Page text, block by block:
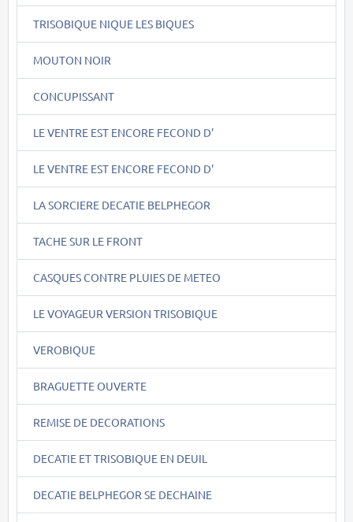
TRISOBIQUE NIQUE LES BIQUES
MOUTON NOIR
CONCUPISSANT
LE VENTRE EST ENCORE FECOND D'
LE VENTRE EST ENCORE FECOND D'
LA SORCIERE DECATIE BELPHEGOR
TACHE SUR LE FRONT
CASQUES CONTRE PLUIES DE METEO
LE VOYAGEUR VERSION TRISOBIQUE
VEROBIQUE
BRAGUETTE OUVERTE
REMISE DE DECORATIONS
DECATIE ET TRISOBIQUE EN DEUIL
DECATIE BELPHEGOR SE DECHAINE